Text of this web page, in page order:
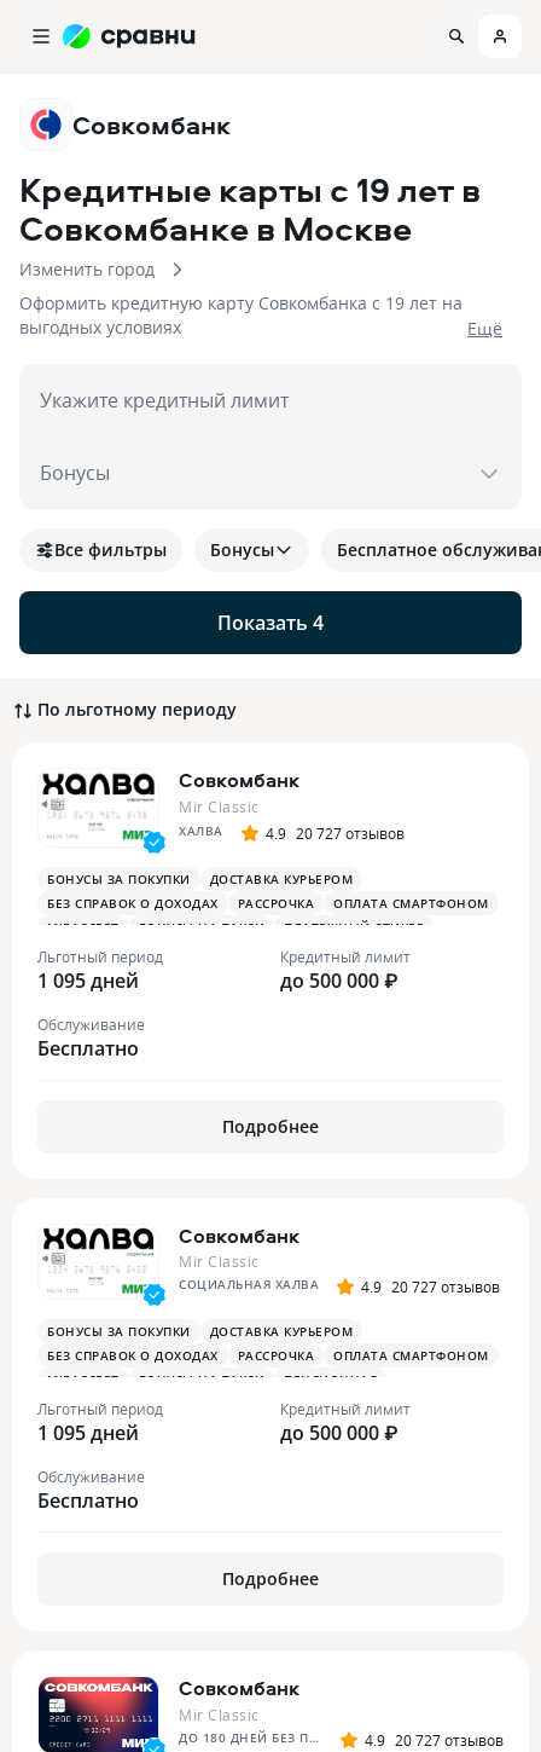
Совкомбанк
Кредитные карты с 19 лет в
Совкомбанке в Москве
Изменить город
Оформить кредитную карту Совкомбанка с 19 лет на
выгодных условиях
Eщё
Укажите кредитный лимит
Бонусы
Показать 4
Все фильтры Бонусы Бесплатное
По льготному периоду
Совкомбанк
Mir Classic
ХАЛВА 4.9 20 727 отзывов
БОНУСЫ ЗА ПОКУПКИ
ДОСТАВКА КУРЬЕРОМ
БЕЗ СПРАВОК О ДОХОДАХ
РАССРОЧКА
ОПЛАТА СМАРТФОНОМ
MIRACCEPT
БОНУСЫ НА ТАКСИ ПЛАТЕЖНЫЙ СТИКЕР
Льготный период
1 095 дней
Кредитный лимит
до 500 000 ₽
Обслуживание
Бесплатно
Подробнее
Совкомбанк
Mir Classic
СОЦИАЛЬНАЯ ХАЛВА 4.9 20 727 отзывов
БОНУСЫ ЗА ПОКУПКИ
ДОСТАВКА КУРЬЕРОМ
БЕЗ СПРАВОК О ДОХОДАХ
РАССРОЧКА
ОПЛАТА СМАРТФОНОМ
MIRACCEPT
БОНУСЫ НА ТАКСИ
ПЕНСИОННАЯ
ПЛАТЕЖНЫЙ СТИКЕР
Льготный период
1 095 дней
Кредитный лимит
до 500 000 ₽
Обслуживание
Бесплатно
Подробнее
Совкомбанк
Mir Classic
ДО 180 ДНЕЙ БЕЗ ПРОЦЕНТОВ 4.9 20 727 отзывов